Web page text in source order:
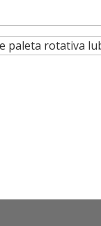
paleta rotativa